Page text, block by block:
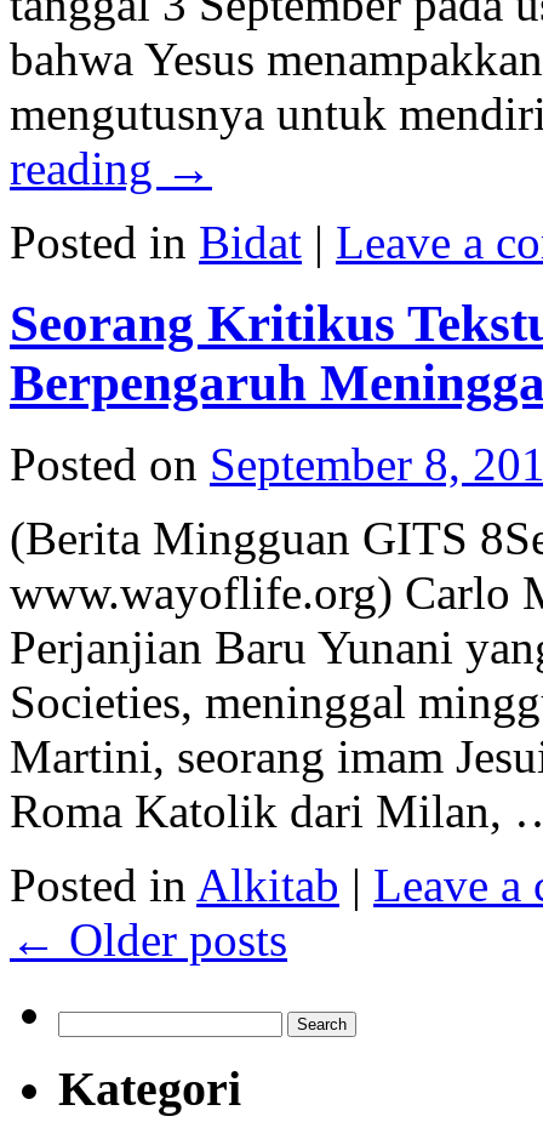
bahwa Yesus
mengutusnya untuk
reading →
Posted in Bidat | Leave a
Seorang Kritikus
Berpengaruh
Posted on September 8,
(Berita Mingguan GITS
www.wayoflife.org) Carlo
Perjanjian Baru Yunani
Societies, meninggal
Martini, seorang imam
Roma Katolik dari
Posted in Alkitab | Leave a
← Older posts
for:
Kategori